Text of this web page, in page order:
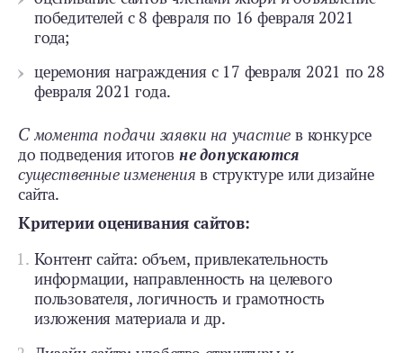
победителей с 8 февраля по 16 февраля 2021
года;
церемония награждения с 17 февраля 2021 по 28
февраля 2021 года.
С момента подачи заявки на участие в конкурсе
до подведения итогов не допускаются
существенные изменения в структуре или дизайне
сайта.
Критерии оценивания сайтов:
Контент сайта: объем, привлекательность
информации, направленность на целевого
пользователя, логичность и грамотность
изложения материала и др.